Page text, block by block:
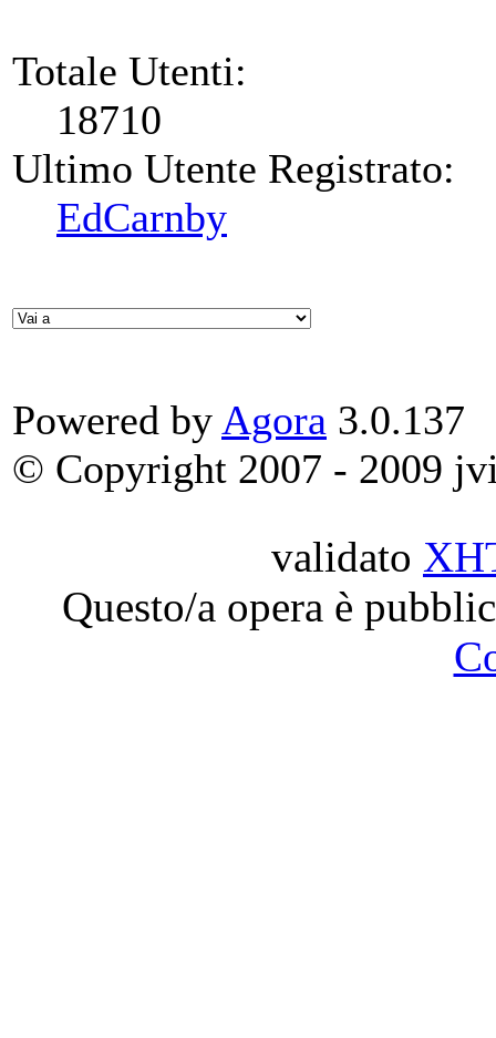
Totale Utenti:
18710
Ultimo Utente Registrato:
EdCarnby
Powered by Agora 3.0.137
© Copyright 2007 - 2009
validato
Questo/a opera è